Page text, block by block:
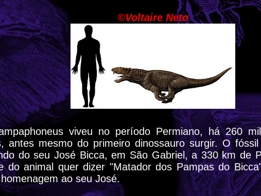
©Voltaire Neto
viveu no período Permiano, há 260
antes mesmo do primeiro dinossauro surgir. O
do seu José Bicca, em São Gabriel, a 330 km de
do animal quer dizer "Matador dos Pampas do
ao seu José.